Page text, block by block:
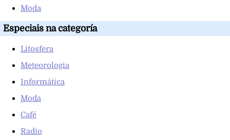
Moda
Especiais na categoría
Litosfera
Meteorologia
Informática
Moda
Café
Radio